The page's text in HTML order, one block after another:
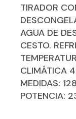
TIRADOR
AGUA DE
CESTO.
CLIMÁTICA 4
MEDIDAS:
POTENCIA: